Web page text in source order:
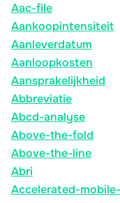
Aac-file
Aankoopintensiteit
Aanleverdatum
Aanloopkosten
Aansprakelijkheid
Abbreviatie
Abcd-analyse
Above-the-fold
Above-the-line
Abri
Accelerated-